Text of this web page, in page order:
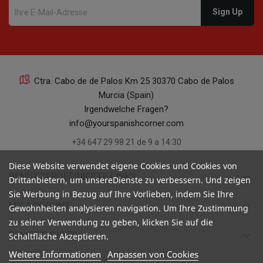
Ctra. Cabo de de Palos Km 25 30370 Cabo de Palos
Murcia (Spain)
Irgendwelche Fragen?
info@yourspanishcorner.com
+34 647 29 98 21 de 9 a 14:30
BENUTZERDEFINIERTE LINKS keyboard_arrow_down
MY ACCOUNT keyboard_arrow_down
BEWERTUNGEN
Diese Website verwendet eigene Cookies und Cookies von
Drittanbietern, um unsereDienste zu verbessern. Und zeigen
Sie Werbung in Bezug auf Ihre Vorlieben, indem Sie Ihre
Gewohnheiten analysieren navigation. Um Ihre Zustimmung
zu seiner Verwendung zu geben, klicken Sie auf die
Schaltfläche Akzeptieren.
Weitere Informationen Anpassen von Cookies